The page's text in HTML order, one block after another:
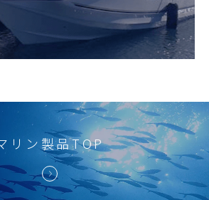
リン製品TOP